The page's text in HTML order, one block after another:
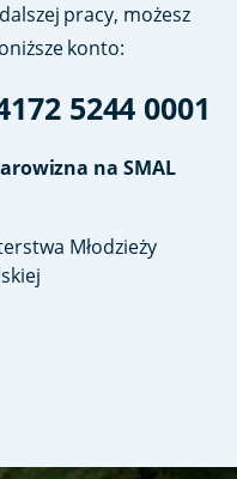
pracy, możesz
konto:
5244 0001
na SMAL
Młodzieży